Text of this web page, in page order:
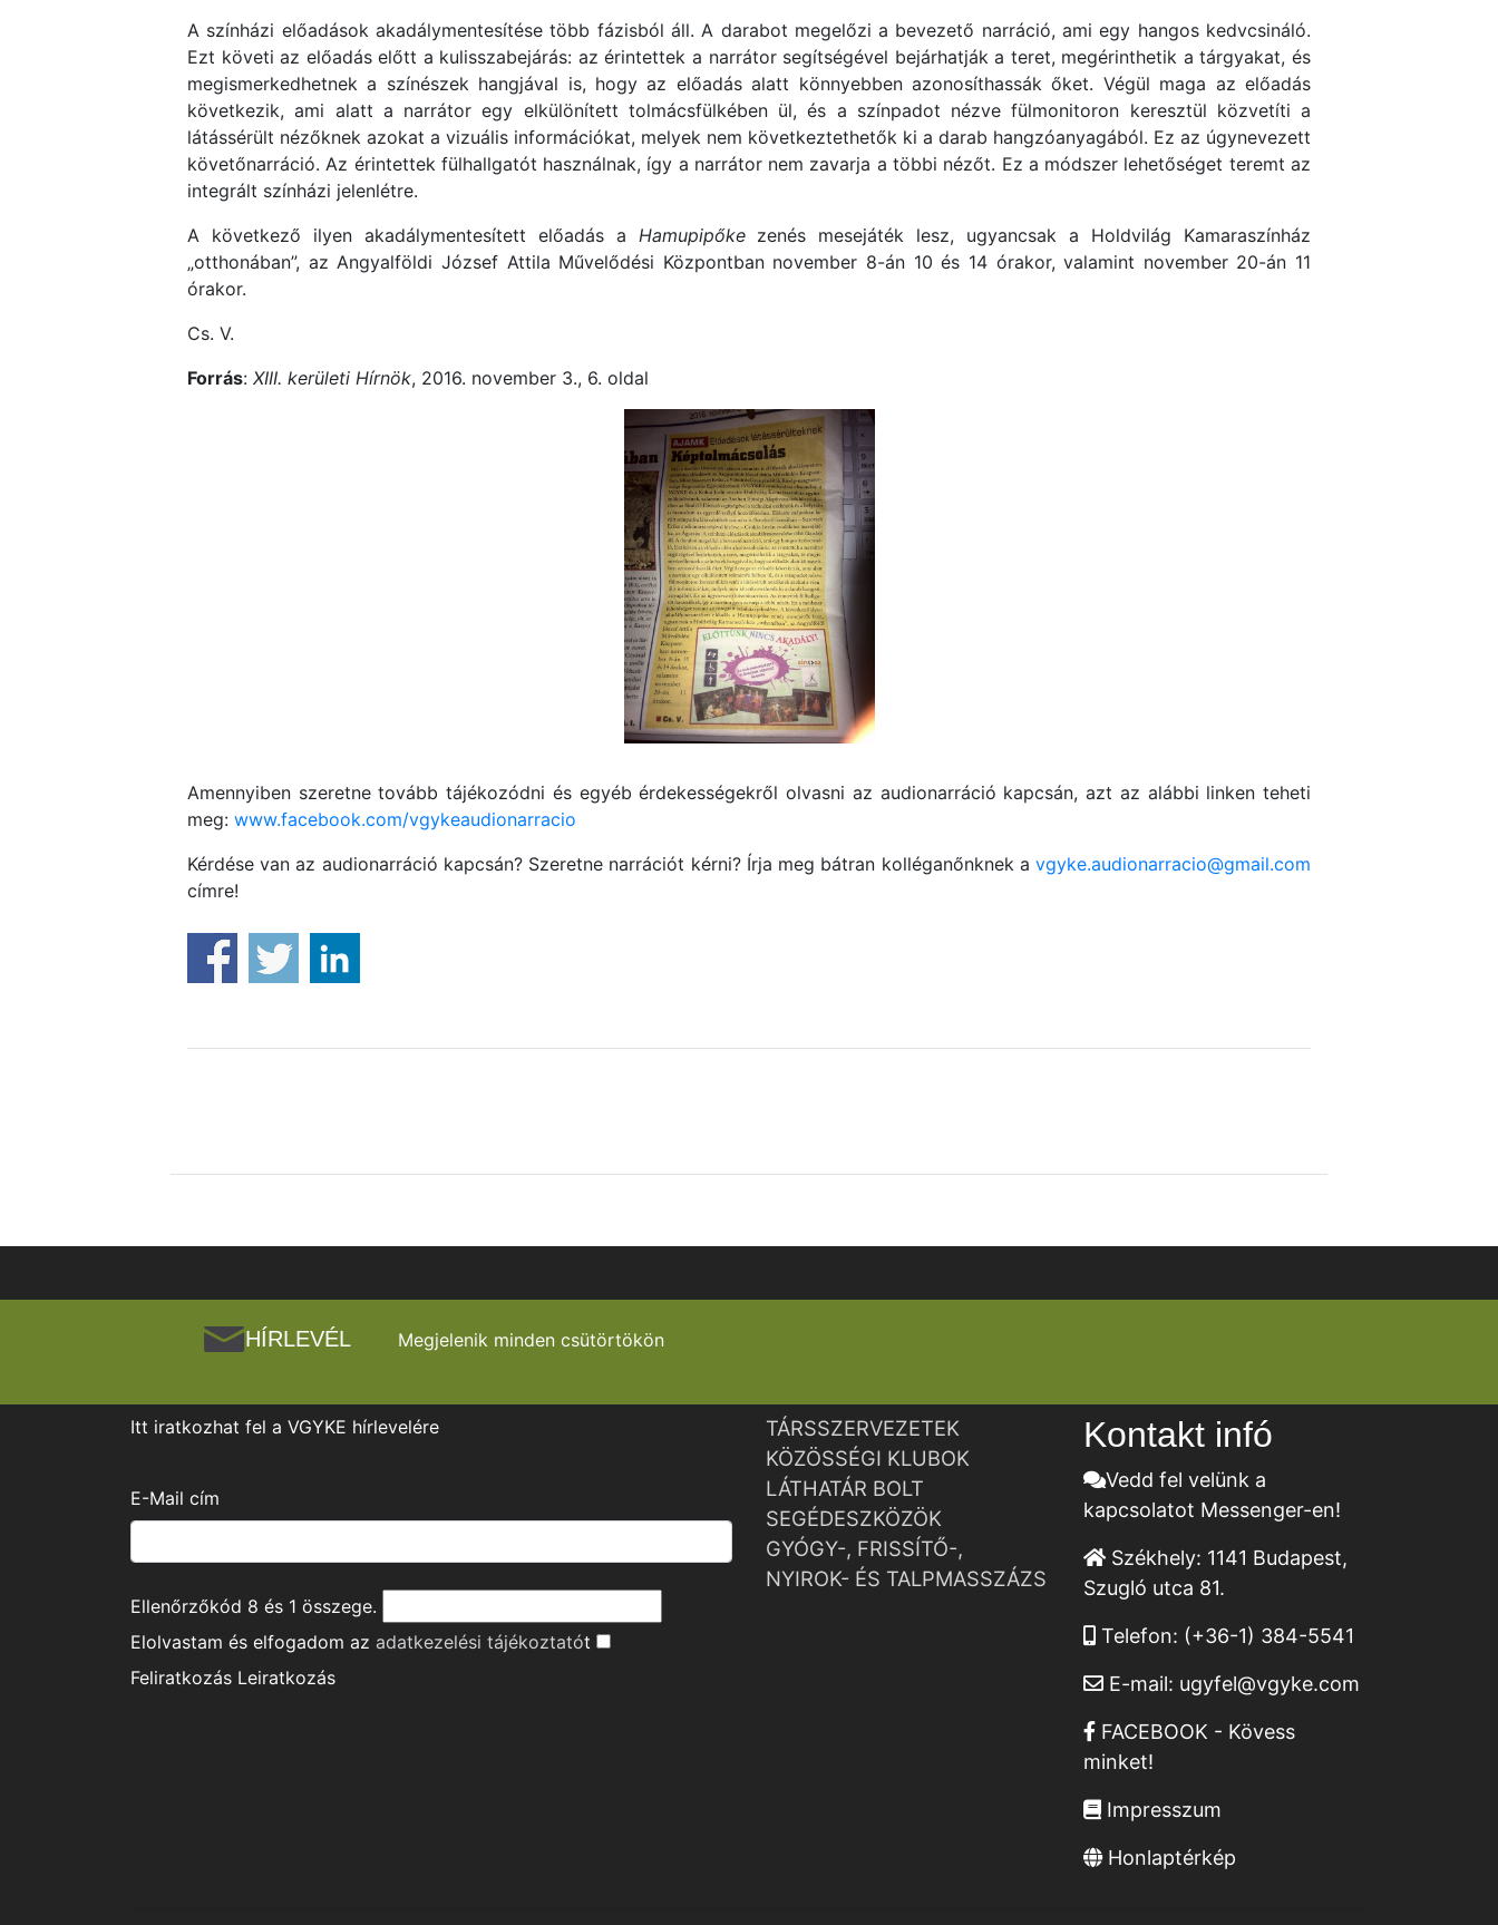
A színházi előadások akadálymentesítése több fázisból áll. A darabot megelőzi a bevezető narráció, ami egy hangos kedvcsináló.
Ezt követi az előadás előtt a kulisszabejárás: az érintettek a narrátor segítségével bejárhatják a teret, megérinthetik a tárgyakat, és
megismerkedhetnek a színészek hangjával is, hogy az előadás alatt könnyebben azonosíthassák őket. Végül maga az előadás
következik, ami alatt a narrátor egy elkülönített tolmácsfülkében ül, és a színpadot nézve fülmonitoron keresztül közvetíti a
látássérült nézőknek azokat a vizuális információkat, melyek nem következtethetők ki a darab hangzóanyagából. Ez az úgynevezett
követőnarráció. Az érintettek fülhallgatót használnak, így a narrátor nem zavarja a többi nézőt. Ez a módszer lehetőséget teremt az
integrált színházi jelenlétre.
A következő ilyen akadálymentesített előadás a Hamupipőkezenés mesejáték lesz, ugyancsak a Holdvilág Kamaraszínház
„otthonában”, az Angyalföldi József Attila Művelődési Központban november 8-án 10 és 14 órakor, valamint november 20-án 11
órakor.
Cs. V.
Forrás: XIII. kerületi Hírnök, 2016. november 3., 6. oldal
Amennyiben szeretne tovább tájékozódni és egyéb érdekességekről olvasni az audionarráció kapcsán, azt az alábbi linken teheti
meg: www.facebook.com/vgykeaudionarracio
Kérdése van az audionarráció kapcsán? Szeretne narrációt kérni? Írja meg bátran kolléganőnknek a vgyke.audionarracio@gmail.com
címre!
HÍRLEVÉL Megjelenik minden csütörtökön
Itt iratkozhat fel a VGYKE hírlevelére
E-Mail cím
Ellenőrzőkód 8 és 1 összege.
Elolvastam és elfogadom az adatkezelési tájékoztatót
Feliratkozás Leiratkozás
TÁRSSZERVEZETEK
KÖZÖSSÉGI KLUBOK
LÁTHATÁR BOLT
SEGÉDESZKÖZÖK
GYÓGY-, FRISSÍTŐ-,
NYIROK- ÉS TALPMASSZÁZS
Kontakt infó
Vedd fel velünk a
kapcsolatot Messenger-en!
Székhely: 1141 Budapest,
Szugló utca 81.
Telefon: (+36-1) 384-5541
E-mail: ugyfel@vgyke.com
FACEBOOK - Kövess
minket!
Impresszum
Honlaptérkép